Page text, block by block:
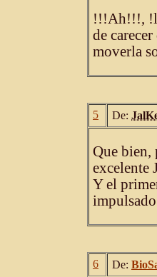
!!!Ah!!!,
de
moverla
5 De:
Que bien,
excelente
Y el
6 De: